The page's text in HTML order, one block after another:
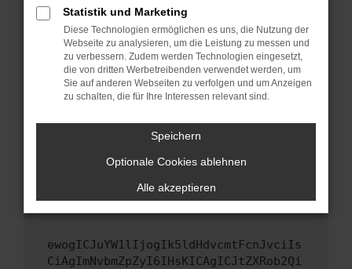
Betriebssystem auf dem neuesten Stand
sind.
Veraltete Software birgt nicht nur ein
Sicherheitsrisiko, sondern kann auch dazu
führen, dass bestimmte Funktionen nicht mehr
unterstützt werden.
Wende dich an den Webseitenbetreiber.
Wenn du alle oben genannten Schritte versucht
hast, kontaktiere uns bitte. Wir werden
versuchen, das Problem zu beheben. Du kannst
uns diesen Text schicken, um uns bei der
ewogICJuYW1lIjogIk5ldHdvcmtFcnJvciIs
CiAgImNvbmZpZyI6IHsKICAgICJtZXRob2Qi
Statistik und Marketing
Diese Technologien ermöglichen es uns, die Nutzung der
Webseite zu analysieren, um die Leistung zu messen und
zu verbessern. Zudem werden Technologien eingesetzt,
die von dritten Werbetreibenden verwendet werden, um
Sie auf anderen Webseiten zu verfolgen und um Anzeigen
zu schalten, die für Ihre Interessen relevant sind.
Speichern
Optionale Cookies ablehnen
Alle akzeptieren